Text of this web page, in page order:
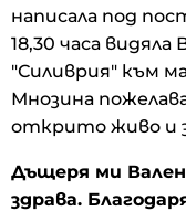
написала под
18,30 часа
"Силиврия" към
Мнозина
открито живо и
Дъщеря ми
здрава.